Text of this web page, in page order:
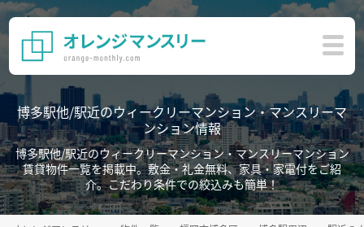
博多駅他/駅近のウィークリーマンション・マンスリーマ
ンション情報
博多駅他/駅近のウィークリーマンション・マンスリーマンション
賃貸物件一覧を掲載中。敷金・礼金無料、家具・家電付をご紹
介。こだわり条件での絞込みも簡単！